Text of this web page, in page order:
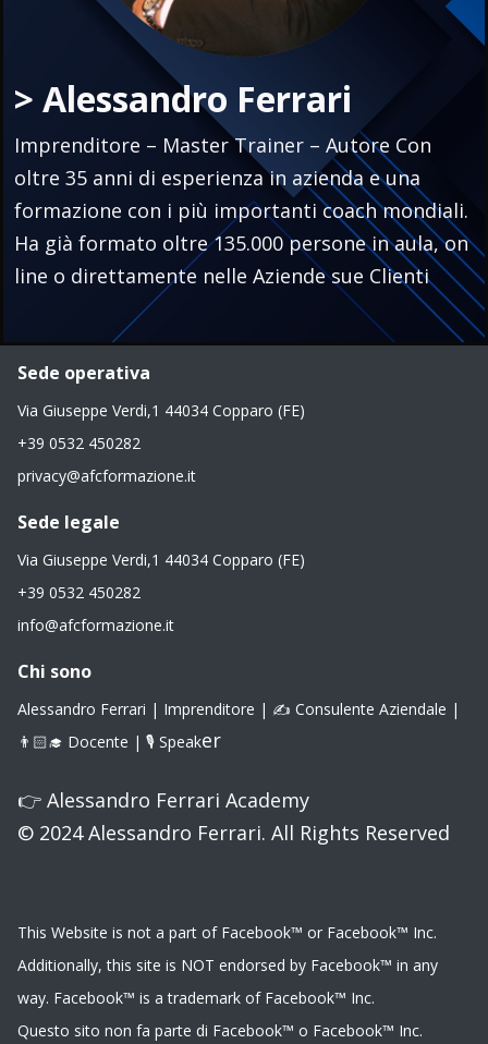
> Alessandro Ferrari
Imprenditore – Master Trainer – Autore Con
oltre 35 anni di esperienza in azienda e una
formazione con i più importanti coach mondiali.
Ha già formato oltre 135.000 persone in aula, on
line o direttamente nelle Aziende sue Clienti
Sede operativa
Via Giuseppe Verdi,1 44034 Copparo (FE)
+39 0532 450282
privacy@afcformazione.it
Sede legale
Via Giuseppe Verdi,1 44034 Copparo (FE)
+39 0532 450282
info@afcformazione.it
Chi sono
Alessandro Ferrari | Imprenditore | ✍️ Consulente Aziendale |
👨🏻‍🎓 Docente | 🎙 Speaker
👉 Alessandro Ferrari Academy
© 2024 Alessandro Ferrari. All Rights Reserved
This Website is not a part of Facebook™ or Facebook™ Inc.
Additionally, this site is NOT endorsed by Facebook™ in any
way. Facebook™ is a trademark of Facebook™ Inc.
Questo sito non fa parte di Facebook™ o Facebook™ Inc.